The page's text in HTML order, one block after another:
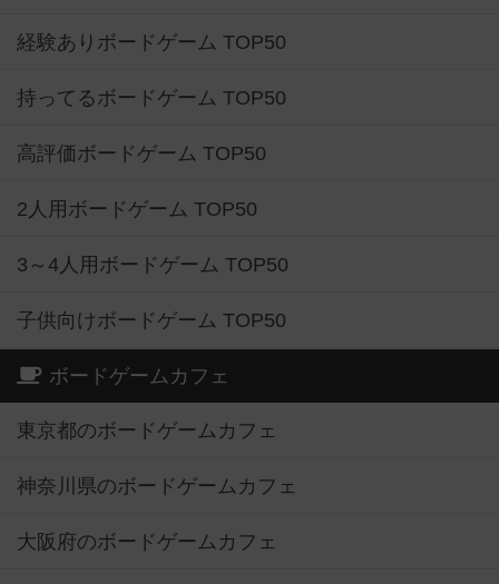
経験ありボードゲーム TOP50
持ってるボードゲーム TOP50
高評価ボードゲーム TOP50
2人用ボードゲーム TOP50
3～4人用ボードゲーム TOP50
子供向けボードゲーム TOP50
ボードゲームカフェ
東京都のボードゲームカフェ
神奈川県のボードゲームカフェ
大阪府のボードゲームカフェ